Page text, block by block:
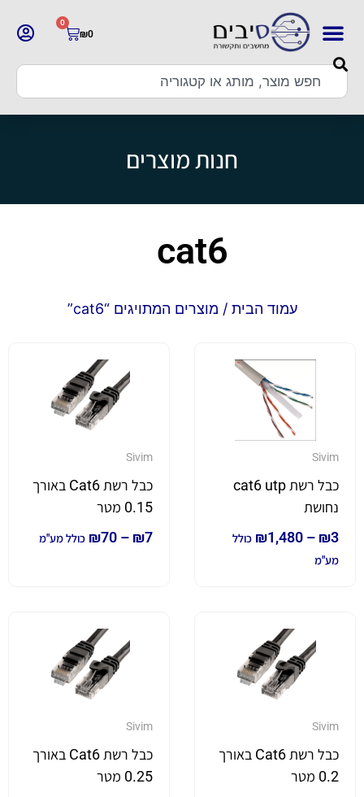
₪0
0
חנות מוצרים
cat6
עמוד הבית / מוצרים המתויגים “cat6”
Sivim
כבל רשת cat6 utp
נחושת
₪3
–
₪1,480
כולל
מע"מ
Sivim
כבל רשת Cat6 באורך
0.15 מטר
₪7
–
₪70 כולל מע"מ
Sivim
כבל רשת Cat6 באורך
0.2 מטר
Sivim
כבל רשת Cat6 באורך
0.25 מטר